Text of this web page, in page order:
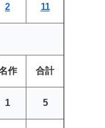
2 11
作 合計
1 5